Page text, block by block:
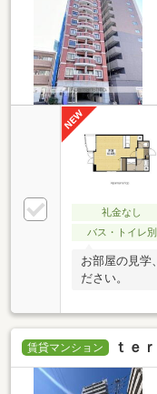
礼金なし
バス・トイレ別
お部屋の見学
ださい。
賃貸マンション ｔｅ